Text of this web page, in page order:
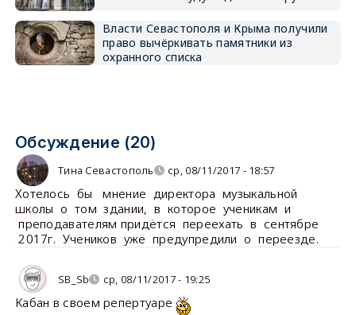
Власти Севастополя и Крыма получили
право вычёркивать памятники из
охранного списка
Обсуждение (20)
Тина Севастополь ср, 08/11/2017 - 18:57
Хотелось бы мнение директора музыкальной
школы о том здании, в которое ученикам и
преподавателям придётся переехать в сентябре
2017г. Учеников уже предупредили о переезде.
SB_Sb ср, 08/11/2017 - 19:25
Кабан в своем репертуаре